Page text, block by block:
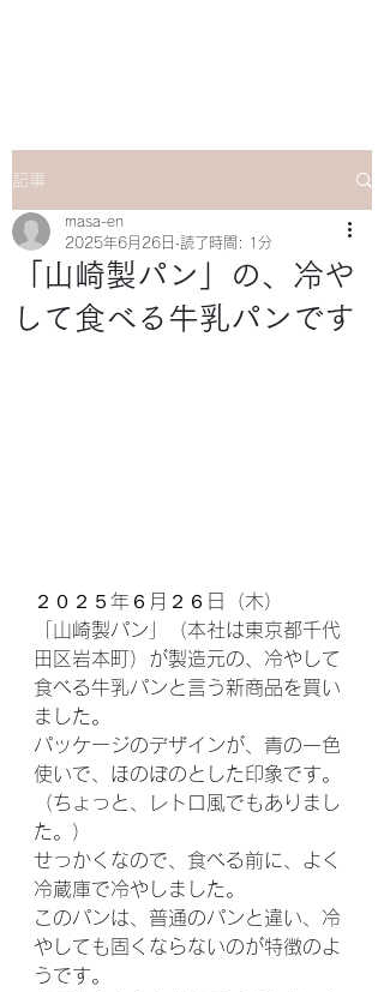
記事
「山崎製パン」の、冷や
して食べる牛乳パンです
masa-en
2025年6月26日 読了時間: 1分
２０２５年６月２６日（木）
「山崎製パン」（本社は東京都千代
田区岩本町）が製造元の、冷やして
食べる牛乳パンと言う新商品を買い
ました。
パッケージのデザインが、青の一色
使いで、ほのぼのとした印象です。
（ちょっと、レトロ風でもありまし
た。）
せっかくなので、食べる前に、よく
冷蔵庫で冷やしました。
このパンは、普通のパンと違い、冷
やしても固くならないのが特徴のよ
うです。